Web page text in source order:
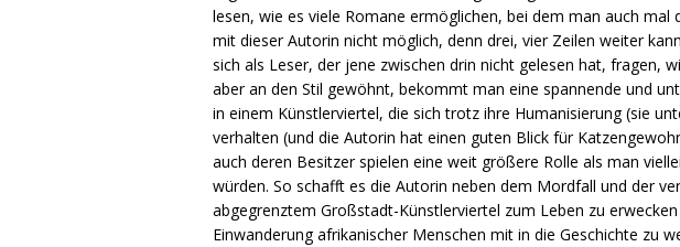
lesen, wie es viele Romane ermöglichen, bei dem man auch
mit dieser Autorin nicht möglich, denn drei, vier Zeilen weiter
sich als Leser, der jene zwischen drin nicht gelesen hat, fragen,
aber an den Stil gewöhnt, bekommt man eine spannende und
in einem Künstlerviertel, die sich trotz ihre Humanisierung (sie
verhalten (und die Autorin hat einen guten Blick für
auch deren Besitzer spielen eine weit größere Rolle als man
würden. So schafft es die Autorin neben dem Mordfall und der
abgegrenztem Großstadt-Künstlerviertel zum Leben zu
Einwanderung afrikanischer Menschen mit in die Geschichte zu